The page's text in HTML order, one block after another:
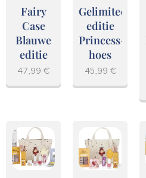
Fairy
Case
Blauwe
editie
47,99 €
Gelimiteerde
editie
Princess-
hoes
45,99 €